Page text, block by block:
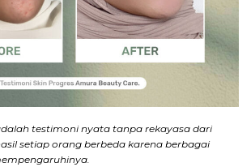
testimoni nyata tanpa rekayasa dari
setiap orang berbeda karena berbagai